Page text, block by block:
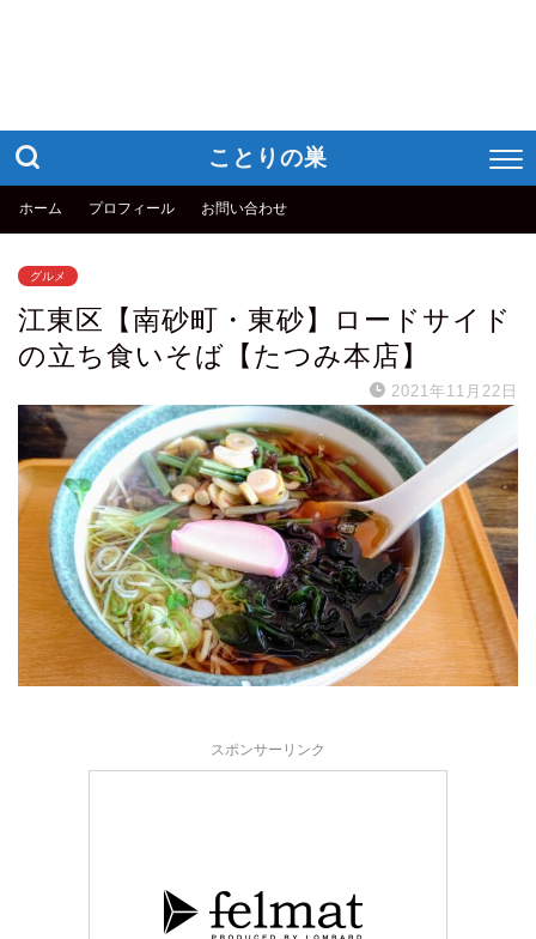
ことりの巣
ホーム プロフィール お問い合わせ
グルメ
江東区【南砂町・東砂】ロードサイド
の立ち食いそば【たつみ本店】
2021年11月22日
スポンサーリンク